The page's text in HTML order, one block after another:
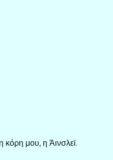
μου, η Άινσλεϊ.